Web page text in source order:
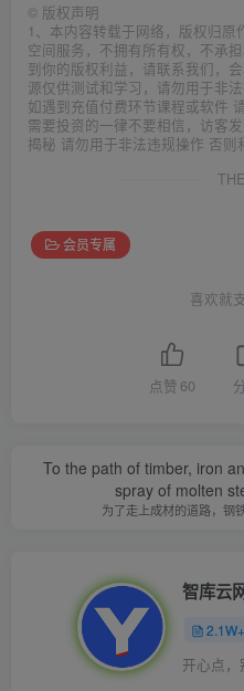
© 版权声明
1、本内容转载于网络，版权归
空间服务，不拥有所有权，不承
到你的版权利益，请联系我们，
源仅供测试和学习，请勿用于非
如遇到充值付费环节课程或软件
需要投资的一律不要相信，访客
揭秘 请勿用于非法违规操作 否则
会员专属
喜欢就
点赞 60
To the path of timber, iron
spray of molten
为了走上成材的道路，钢
智库云
2.1W+
开心点